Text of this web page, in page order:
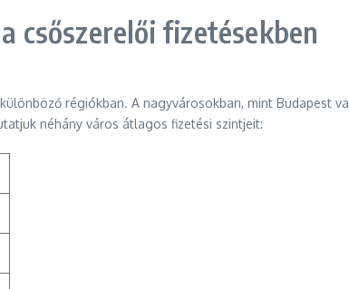
csőszerelői fizetésekben
régiókban. A nagyvárosokban, mint
néhány város átlagos fizetési szintjeit: